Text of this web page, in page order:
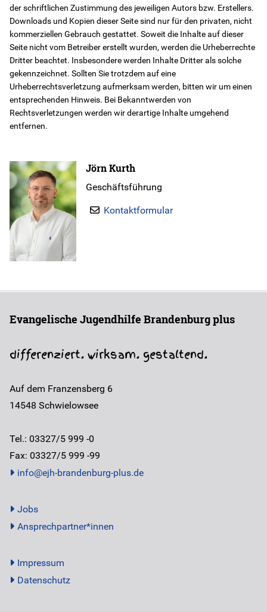
der schriftlichen Zustimmung des jeweiligen Autors bzw. Erstellers.
Downloads und Kopien dieser Seite sind nur für den privaten, nicht
kommerziellen Gebrauch gestattet. Soweit die Inhalte auf dieser
Seite nicht vom Betreiber erstellt wurden, werden die Urheberrechte
Dritter beachtet. Insbesondere werden Inhalte Dritter als solche
gekennzeichnet. Sollten Sie trotzdem auf eine
Urheberrechtsverletzung aufmerksam werden, bitten wir um einen
entsprechenden Hinweis. Bei Bekanntwerden von
Rechtsverletzungen werden wir derartige Inhalte umgehend
entfernen.
Jörn Kurth
Geschäftsführung
Kontaktformular
Evangelische Jugendhilfe Brandenburg plus
differenziert. wirksam. gestaltend.
Auf dem Franzensberg 6
14548 Schwielowsee
Tel.: 03327/5 999 -0
Fax: 03327/5 999 -99
info@ejh-brandenburg-plus.de
Jobs
Ansprechpartner*innen
Impressum
Datenschutz